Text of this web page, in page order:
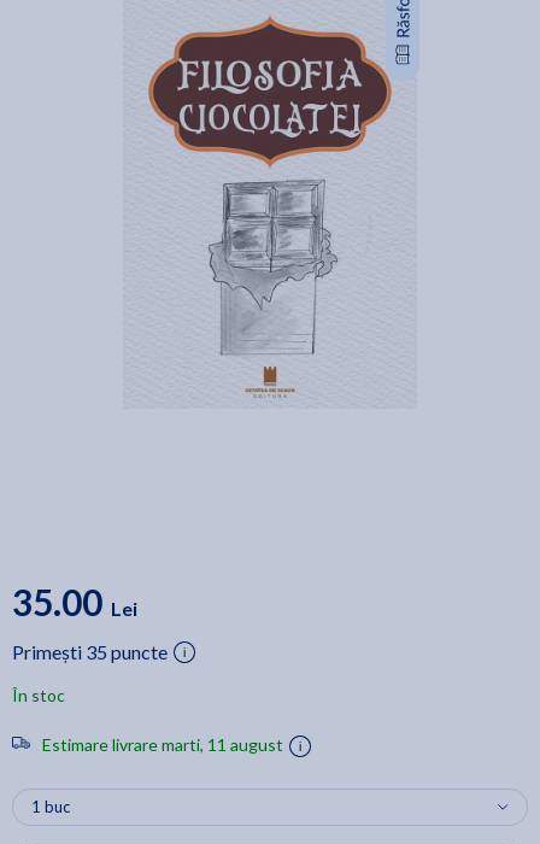
35.00 Lei
Primești 35 puncte
În stoc
Estimare livrare marti, 11 august